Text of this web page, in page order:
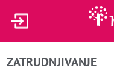
ZATRUDNJIVANJE